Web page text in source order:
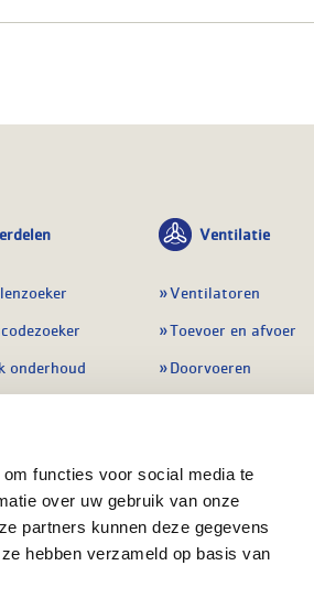
functies voor social media te
over uw gebruik van onze
partners kunnen deze gegevens
hebben verzameld op basis van
onderhoud
& detectie
Ventilatie
Ventilatoren
Toevoer en afvoer
Doorvoeren
Regelingen